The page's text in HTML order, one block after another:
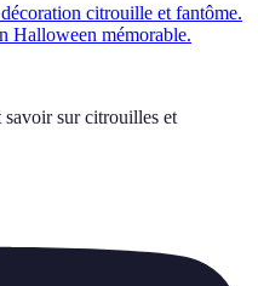
citrouille et fantôme.
Halloween mémorable.
savoir sur citrouilles et